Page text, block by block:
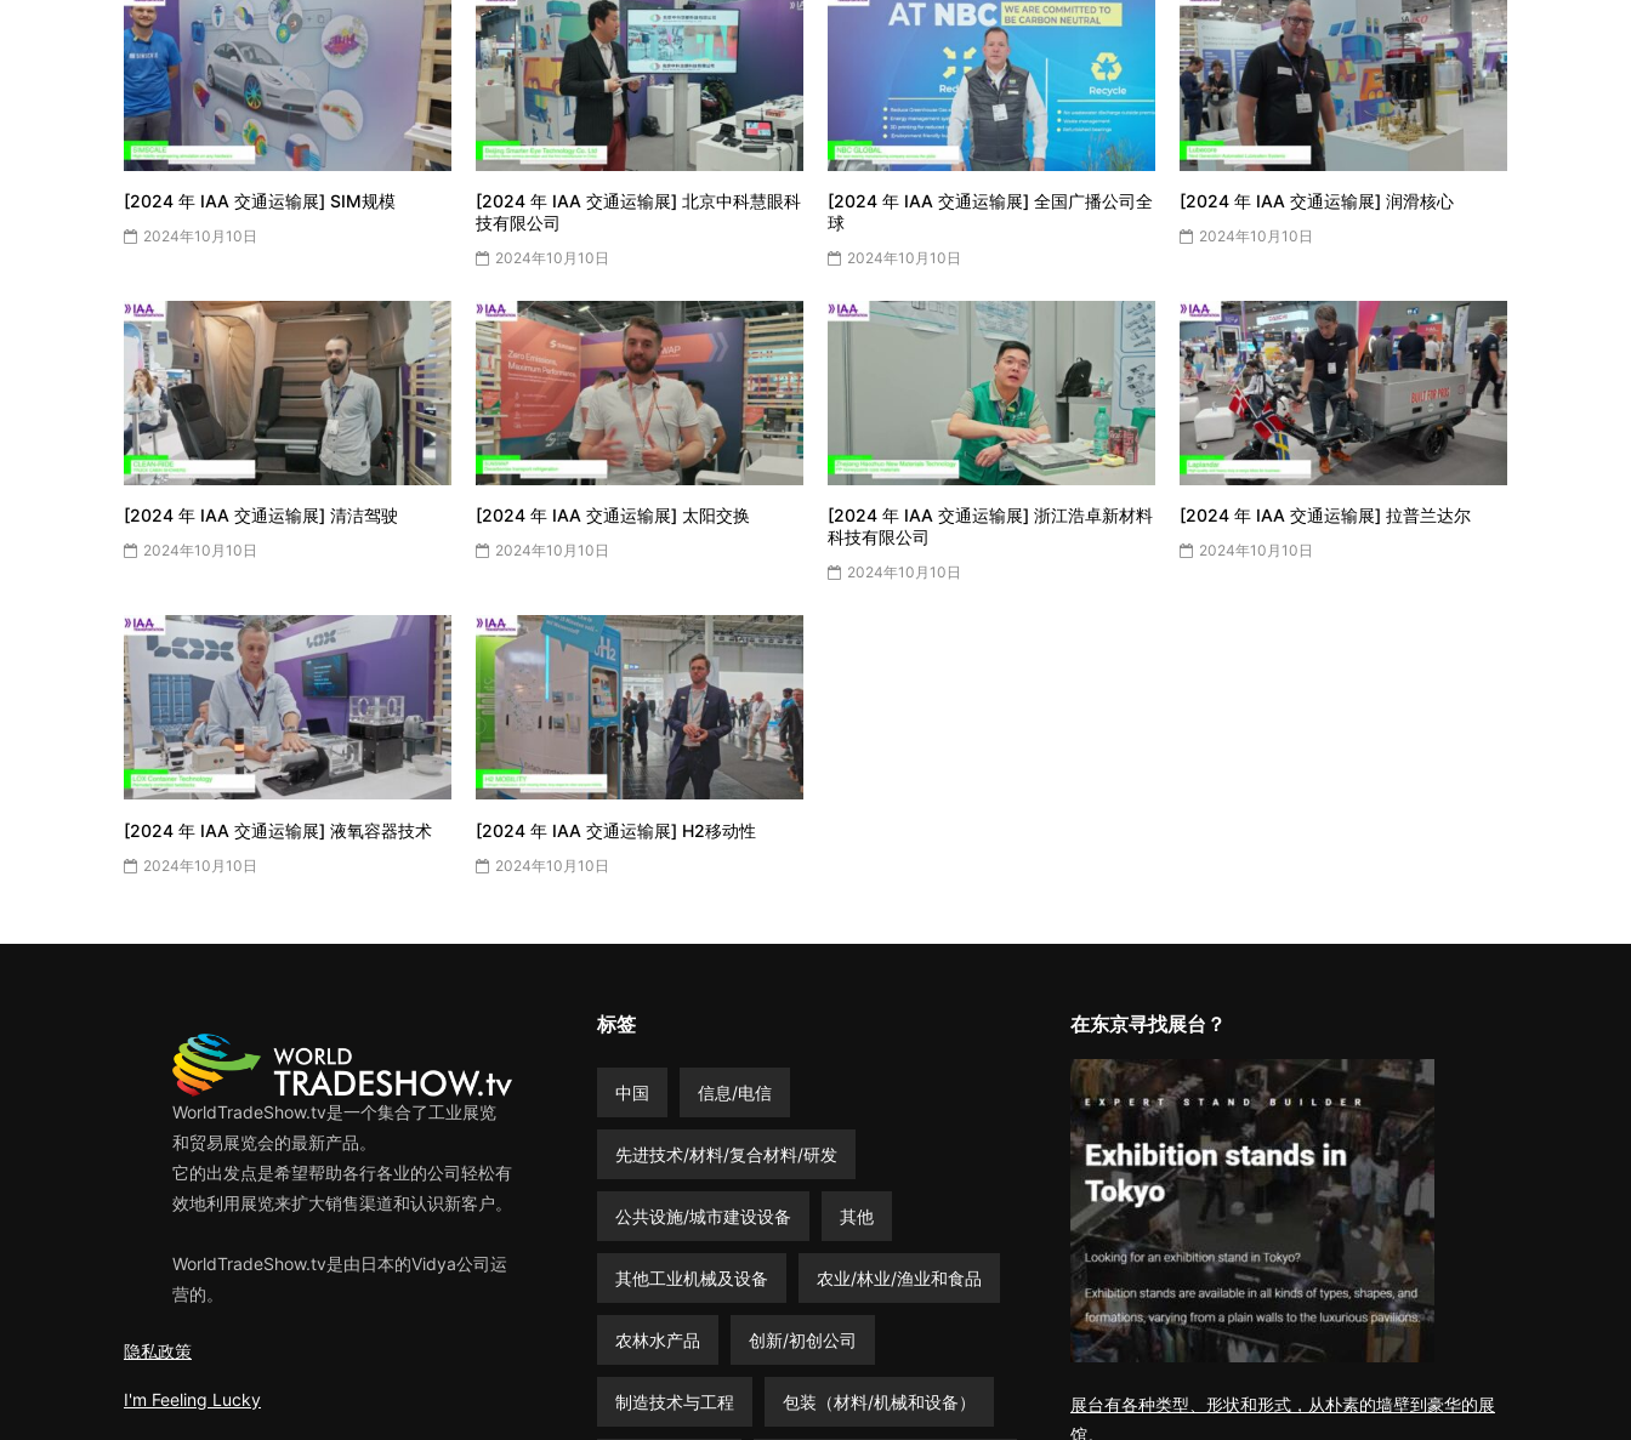
[2024 年 IAA 交通运输展] SIM规模
2024年10月10日
[2024 年 IAA 交通运输展] 北京中科慧眼科
技有限公司
2024年10月10日
[2024 年 IAA 交通运输展] 全国广播公司全
球
2024年10月10日
[2024 年 IAA 交通运输展] 润滑核心
2024年10月10日
[2024 年 IAA 交通运输展] 清洁驾驶
2024年10月10日
[2024 年 IAA 交通运输展] 太阳交换
2024年10月10日
[2024 年 IAA 交通运输展] 浙江浩卓新材料
科技有限公司
2024年10月10日
[2024 年 IAA 交通运输展] 拉普兰达尔
2024年10月10日
[2024 年 IAA 交通运输展] 液氧容器技术
2024年10月10日
[2024 年 IAA 交通运输展] H2移动性
2024年10月10日
WorldTradeShow.tv是一个集合了工业展览
和贸易展览会的最新产品。
它的出发点是希望帮助各行各业的公司轻松有
效地利用展览来扩大销售渠道和认识新客户。
WorldTradeShow.tv是由日本的Vidya公司运
营的。
隐私政策
I'm Feeling Lucky
标签
中国 信息/电信
先进技术/材料/复合材料/研发
公共设施/城市建设设备 其他
其他工业机械及设备 农业/林业/渔业和食品
农林水产品 创新/初创公司
制造技术与工程 包装（材料/机械和设备）
在东京寻找展台？
展台有各种类型、形状和形式，从朴素的墙壁到豪华的展
馆。